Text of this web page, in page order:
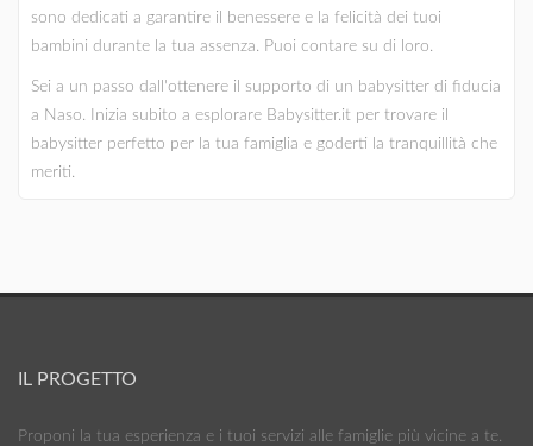
sono dedicati a garantire il benessere e la felicità dei tuoi
bambini durante la tua assenza. Puoi contare su di loro.
Sei a un passo dall'ottenere il supporto di un babysitter di fiducia
a Naso. Inizia subito a esplorare Babysitter.it per trovare il
babysitter perfetto per la tua famiglia e goderti la tranquillità che
meriti.
IL PROGETTO
Proponi la tua esperienza e i tuoi servizi alle famiglie più vicine a te.